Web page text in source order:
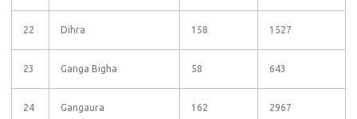
22 Dihra 158 1527
23 Ganga Bigha 58 643
24 Gangaura 162 2967